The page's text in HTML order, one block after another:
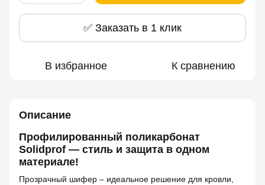
✅ Заказать в 1 клик
В избранное К сравнению
Описание
Профилированный поликарбонат
Solidprof — стиль и защита в одном
материале!
Прозрачный шифер – идеальное решение для кровли,